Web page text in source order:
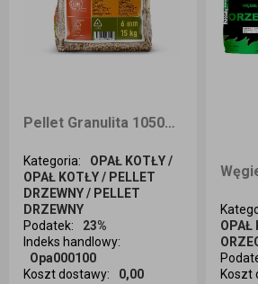
Pellet Granulita 1050kg dostawa Opole i okolice
Kategoria:
OPAŁ KOTŁY /
OPAŁ KOTŁY / PELLET
DRZEWNY / PELLET
DRZEWNY
Podatek:
23%
Indeks handlowy:
Opa000100
Koszt dostawy: 0,00
Ilość sztuk
OPAŁ
Koszt